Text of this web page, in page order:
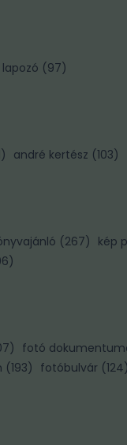
lapozó (97)
) andré kertész (103)
(267) kép
)
) fotó
(193) fotóbulvár (124)